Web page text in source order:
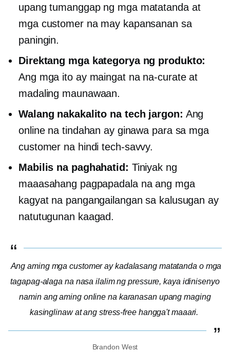
upang tumanggap ng mga matatanda at
mga customer na may kapansanan sa
paningin.
Direktang mga kategorya ng produkto:
Ang mga ito ay maingat na na-curate at
madaling maunawaan.
Walang nakakalito na tech jargon: Ang
online na tindahan ay ginawa para sa mga
customer na hinditech-savvy.
Mabilis na paghahatid: Tiniyak ng
maaasahang pagpapadala na ang mga
kagyat na pangangailangan sa kalusugan ay
natutugunan kaagad.
Ang aming mga customer ay kadalasang matatanda o mga
tagapag-alaga na nasa ilalim ng pressure, kaya idinisenyo
namin ang aming online na karanasan upang maging
kasinglinaw atang stress-freehangga't maaari.
Brandon West